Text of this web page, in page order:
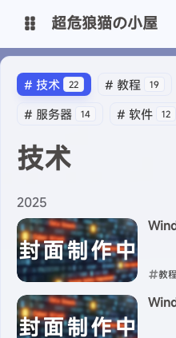
主博客
超危狼猫の小屋
# 技术 22 # 教程 19
# 服务器 14 # 软件 12
技术
2025
教